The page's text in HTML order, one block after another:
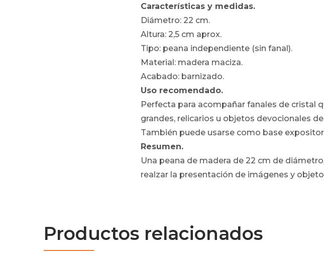
Características y medidas.
Diámetro: 22 cm.
Altura: 2,5 cm aprox.
Tipo: peana independiente (sin fanal).
Material: madera maciza.
Acabado: barnizado.
Uso recomendado.
Perfecta para acompañar fanales de cristal
grandes, relicarios u objetos devocionales
También puede usarse como base
Resumen.
Una peana de madera de 22 cm de
realzar la presentación de imágenes y
Productos relacionados